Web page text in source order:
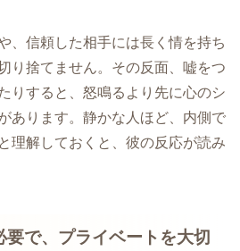
、信頼した相手には長く情を持ち
り捨てません。その反面、嘘をつ
りすると、怒鳴るより先に心のシ
あります。静かな人ほど、内側で
理解しておくと、彼の反応が読み
要で、プライベートを大切